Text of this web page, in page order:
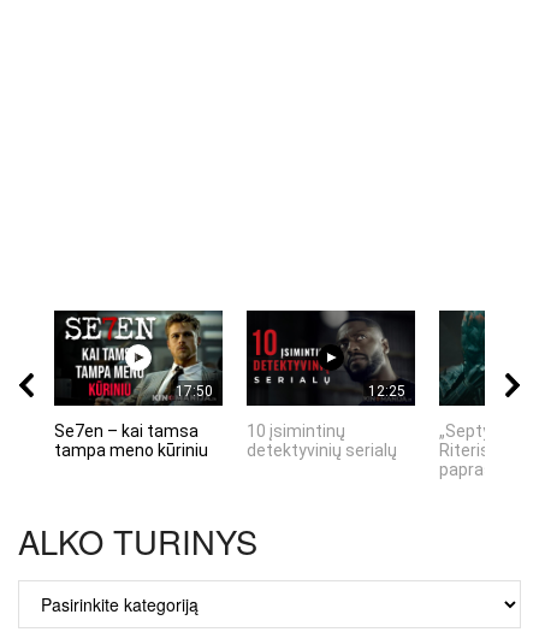
17:50
Se7en – kai tamsa
tampa meno kūriniu
12:25
10 įsimintinų
detektyvinių serialų
„Septynių
Riteris" – kai
ALKO TURINYS
TURINYS